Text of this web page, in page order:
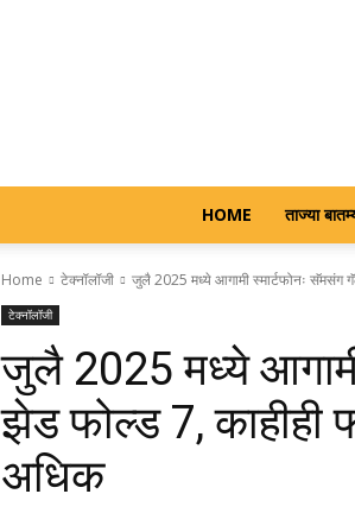
HOME ताज्या
Home टेक्नॉलॉजी जुलै 2025 मध्ये आगामी स्मार्टफोनः सॅमसंग
टेक्नॉलॉजी
जुलै 2025 मध्ये
झेड फोल्ड 7, काहीही
अधिक